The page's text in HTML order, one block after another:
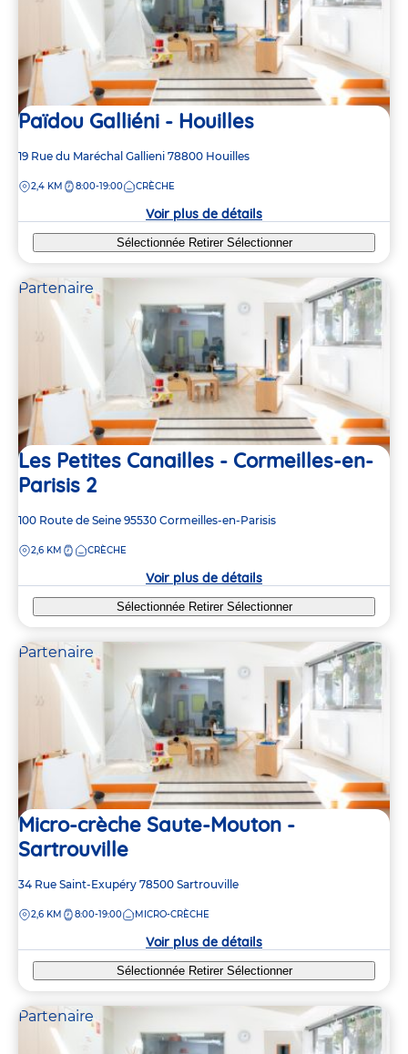
Païdou Galliéni - Houilles
Adresse
la
19 Rue du Maréchal Gallieni 78800 Houilles
DISTANCE
2,4 KM 8:00-19:00 CRÈCHE
Voir plus de détails
Sélectionnée Retirer Sélectionner
Partenaire
Les Petites Canailles - Cormeilles-en-
Parisis 2
Adresse
la
100 Route de Seine 95530 Cormeilles-en-Parisis
DISTANCE
2,6 KM CRÈCHE
Voir plus de détails
Sélectionnée Retirer Sélectionner
Partenaire
Micro-crèche Saute-Mouton -
Sartrouville
Adresse
la
34 Rue Saint-Exupéry 78500 Sartrouville
DISTANCE
2,6 KM 8:00-19:00 MICRO-CRÈCHE
Voir plus de détails
Sélectionnée Retirer Sélectionner
Partenaire
14
5
5
14
5
5